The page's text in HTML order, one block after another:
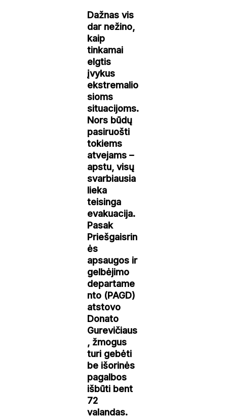
Dažnas vis
dar nežino,
kaip
tinkamai
elgtis
įvykus
ekstremalio
sioms
situacijoms.
Nors būdų
pasiruošti
tokiems
atvejams –
apstu, visų
svarbiausia
lieka
teisinga
evakuacija.
Pasak
Priešgaisrin
ės
apsaugos ir
gelbėjimo
departame
nto (PAGD)
atstovo
Donato
Gurevičiaus
, žmogus
turi gebėti
be išorinės
pagalbos
išbūti bent
72
valandas.